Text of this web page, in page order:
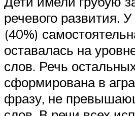
речевого развития.
(40%)
оставалась на
слов. Речь
сформирована в
фразу, не